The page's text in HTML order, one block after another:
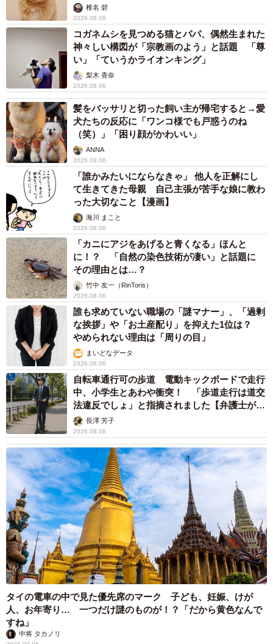
頑張って水分補給
老衰したおはぎくんは視力を失い、食欲不振に。口にでき
るのはスープのみで、起き上がることも難しかったそう。
飼い主さんはひたすら眠るおはぎくんにくっつき、心と体
を寄り添わせました。
「亡くなる2日前、一度心臓が止まりましたが、心臓マッサ
ージと人工呼吸を試みると復活してくれました。その時は
息子が夜勤でいなかったので、帰ってくるまで踏ん張って
くれたのかもしれません」
椎名 碧
2026.08.06
コガネムシを見つめる猫とパパ、偶然生まれた
神々しい構図が「宗教画のよう」と話題 「尊
い」「ていうかライオンキング」
梨木 香奈
2026.08.06
髪をバッサリと切った飼い主が帰宅すると→愛
犬たちの反応に「ワンコ様でも戸惑うのね
（笑）」「困り顔がかわいい」
ANNA
2026.08.06
「誰かみたいにならなきゃ」 他人を正解にし
て生きてきた母親 自己主張が苦手な娘に教わ
った大切なこと【漫画】
海川 まこと
2026.08.06
「カニにアジをあげると青くなる」ほんと
に！？ 「自然の染色技術が凄い」と話題に
その理由とは…？
竹中 友一（RinToris）
2026.08.06
誰も求めていない職場の「謎マナー」、「過剰
な挨拶」や「お土産配り」を抑えた1位は？
やめられない理由は「周りの目」
まいどなデータ
2026.08.06
自転車通行可の歩道 電動キックボードで走行
中、小学生とあわや衝突！ 「歩道走行は道交
法違反でしょ」と指摘されました【弁護士が解
説】長澤 芳子
2026.08.06
タイの電車の中で見た優先席のマーク 子ども、妊娠、けが
人、お年寄り… 一つだけ謎のものが！？「だから黄色なんで
すね」
中将 タカノリ